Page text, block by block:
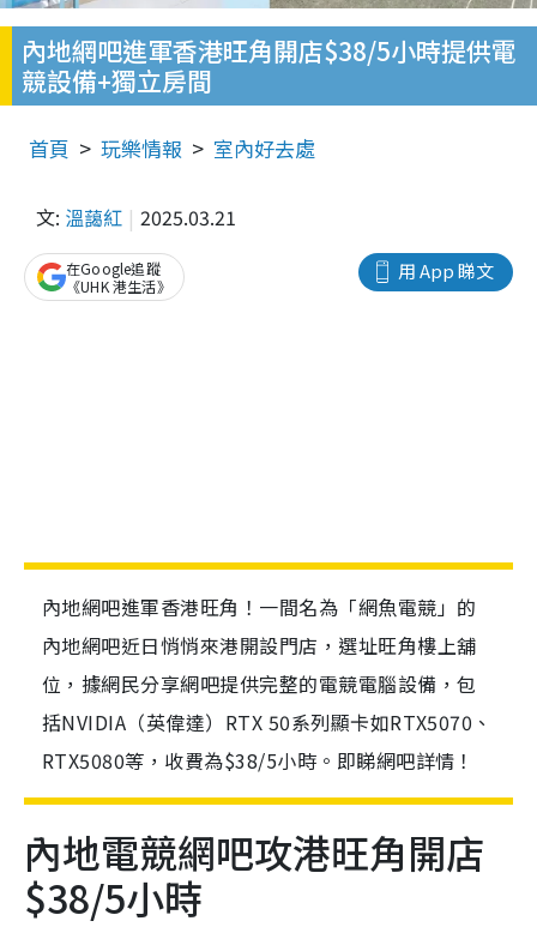
內地網吧進軍香港旺角開店$38/5小時提供電
競設備+獨立房間
首頁 玩樂情報 室內好去處
文: 溫藹紅 2025.03.21
用 App 睇文
在Google追蹤
《UHK 港生活》
內地網吧進軍香港旺角！一間名為「網魚電競」的
內地網吧近日悄悄來港開設門店，選址旺角樓上舖
位，據網民分享網吧提供完整的電競電腦設備，包
括NVIDIA（英偉達）RTX 50系列顯卡如RTX5070、
RTX5080等，收費為$38/5小時。即睇網吧詳情！
內地電競網吧攻港旺角開店
$38/5小時